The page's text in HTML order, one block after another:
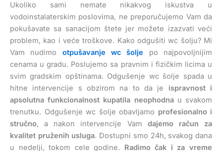
Ukoliko sami nemate nikakvog iskustva u
vodoinstalaterskim poslovima, ne preporučujemo Vam da
pokušavate sa sanacijom štete jer možete izazvati veći
problem, kao i veće troškove. Kako odgušiti wc šolju? Mi
Vam nudimo otpušavanje wc šolje po najpovoljnijim
cenama u gradu. Poslujemo sa pravnim i fizičkim licima u
svim gradskim opštinama. Odgušenje wc šolje spada u
hitne intervencije s obzirom na to da je ispravnost i
apsolutna funkcionalnost kupatila neophodnau svakom
trenutku. Odgušenje wc šolje obavljamo profesionalno i
stručno, a nakon intervencije Vam dajemo račun za
kvalitet pruženih usluga. Dostupni smo 24h, svakog dana
u nedelji, tokom cele godine. Radimo čak i za vreme